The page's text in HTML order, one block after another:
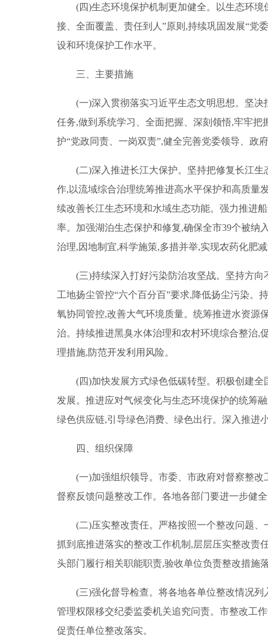
(四)生态环境保护机制更加健全。以生态环
接、全面覆盖、责任到人”原则,持续巩固发展“党
设和环境保护工作水平。
三、主要措施
(一)深入贯彻落实习近平生态文明思想。坚
任务,做到系统学习、全面把握、深刻领悟,牢牢
护“党政同责、一岗双责”,健全完善党委领导、政
(二)深入推进长江大保护。坚持把修复长江
作,以流域综合治理统筹推进高水平保护和高质量
续改善长江生态环境和水域生态功能。强力推进
率。加强湖泊生态保护和修复,确保全市39个被纳
治理,因地制宜,科学施策,多措并举,实现农药化肥
(三)持续深入打好污染防治攻坚战。坚持方
工地扬尘管控“六个百分百”要求,降低扬尘污染。
氧协同管控,改善大气环境质量。统筹推进水资源
治。持续推进黑臭水体治理和农村环境综合整治,
理措施,防范开发利用风险。
(四)加快发展方式绿色低碳转型。积极创建
发展。推进应对气候变化与生态环境保护的统筹
绿色供应链,引导绿色消费、绿色出行。深入推进
四、组织保障
(一)加强组织领导。市委、市政府对督察整
督察反馈问题整改工作。各地各部门要进一步健
(二)压实整改责任。严格按照一个整改问题
抓到底推进落实的整改工作机制,层层压实整改责
头部门履行相关职能职责,验收单位负责整改措施
(三)强化督导检查。将各地各单位整改情况
管理权限移交纪委监委机关追究问责。市整改工
促责任单位整改落实。